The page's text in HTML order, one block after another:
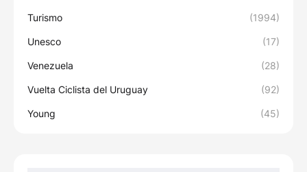
Turismo (1994)
Unesco (17)
Venezuela (28)
Vuelta Ciclista del Uruguay (92)
Young (45)